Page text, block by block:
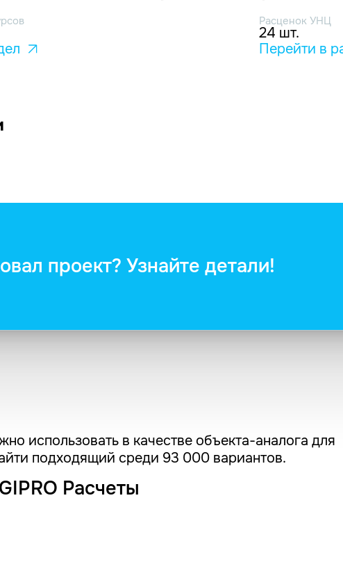
Расценок УНЦ
24 шт.
Перейти в
проект? Узнайте детали!
использовать в качестве объекта-аналога для
подходящий среди 93 000 вариантов.
Расчеты